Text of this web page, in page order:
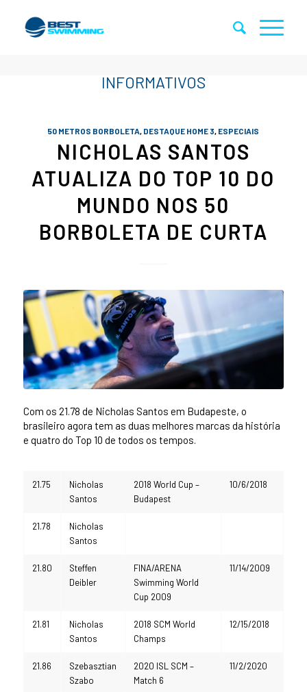
50 METROS BORBOLETA, DESTAQUE HOME 3, ESPECIAIS
NICHOLAS SANTOS
ATUALIZA DO TOP 10 DO
MUNDO NOS 50
BORBOLETA DE CURTA
Com os 21.78 de Nicholas Santos em Budapeste, o
brasileiro agora tem as duas melhores marcas da história
e quatro do Top 10 de todos os tempos.
21.75
Nicholas
Santos
2018 World Cup –
Budapest
10/6/2018
21.78
Nicholas
Santos
21.80
Steffen
Deibler
FINA/ARENA
Swimming World
Cup 2009
11/14/2009
21.81
Nicholas
Santos
2018 SCM World
Champs
12/15/2018
21.86
Szebasztian
Szabo
2020 ISL SCM –
Match 6
11/2/2020